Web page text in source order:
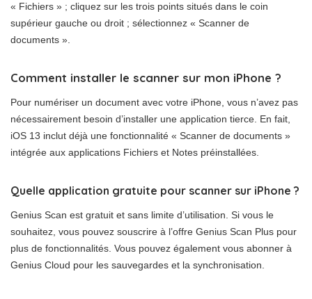
« Fichiers » ; cliquez sur les trois points situés dans le coin
supérieur gauche ou droit ; sélectionnez « Scanner de
documents ».
Comment installer le scanner sur mon iPhone ?
Pour numériser un document avec votre iPhone, vous n’avez pas
nécessairement besoin d’installer une application tierce. En fait,
iOS 13 inclut déjà une fonctionnalité « Scanner de documents »
intégrée aux applications Fichiers et Notes préinstallées.
Quelle application gratuite pour scanner sur iPhone ?
Genius Scan est gratuit et sans limite d’utilisation. Si vous le
souhaitez, vous pouvez souscrire à l’offre Genius Scan Plus pour
plus de fonctionnalités. Vous pouvez également vous abonner à
Genius Cloud pour les sauvegardes et la synchronisation.